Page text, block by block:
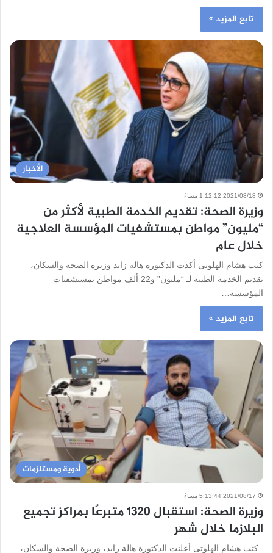
تابع المزيد »
الأخبار
2021/08/18 1:12:12 مساءً
وزيرة الصحة: تقديم الخدمة الطبية لأكثر من
“مليون” مواطن بمستشفيات المؤسسة العلاجية
خلال عام
كتب هشام الهلوتى أكدت الدكتورة هالة زايد وزيرة الصحة والسكان،
تقديم الخدمة الطبية لـ “مليون” و22 ألف مواطن بمستشفيات
المؤسسة…
تابع المزيد »
أدوية ومستلزمات
2021/08/17 5:13:44 مساءً
وزيرة الصحة: استقبال 1320 متبرعًا بمراكز تجميع
البلازما خلال شهر
كتب هشام الهلوتى أعلنت الدكتورة هالة زايد، وزيرة الصحة والسكان،